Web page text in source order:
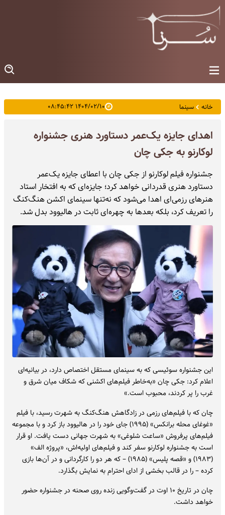
خانه سینما ۱۴۰۴/۰۲/۱۰ ۰۸:۴۵:۴۲
اهدای جایزه یک‌عمر دستاورد هنری جشنواره
لوکارنو به جکی چان
جشنواره فیلم لوکارنو از جکی چان با اعطای جایزه یک‌عمر
دستاورد هنری قدردانی خواهد کرد؛ جایزه‌ای که به افتخار استاد
هنرهای رزمی‌ای اهدا می‌شود که نه‌تنها سینمای اکشن هنگ‌کنگ
را تعریف کرد، بلکه بعدها به چهره‌ای ثابت در هالیوود بدل شد.
این جشنواره سوئیسی که به سینمای مستقل اختصاص دارد، در بیانیه‌ای
اعلام کرد: جکی چان «به‌خاطر فیلم‌های اکشنی که شکاف میان شرق و
غرب را پر کردند، محبوب است.»
چان که با فیلم‌های رزمی در زادگاهش هنگ‌کنگ به شهرت رسید، با فیلم
«غوغای محله برانکس» (۱۹۹۵) جای خود را در هالیوود باز کرد و با مجموعه
فیلم‌های پرفروش «ساعت شلوغی» به شهرت جهانی دست یافت. او قرار
است به جشنواره لوکارنو سفر کند و فیلم‌های اولیه‌اش، «پروژه الف»
(۱۹۸۳) و «قصه پلیس» (۱۹۸۵) – که هر دو را کارگردانی و در آن‌ها بازی
کرده – را در قالب بخشی از ادای احترام به نمایش بگذارد.
چان در تاریخ ۱۰ اوت در گفت‌وگویی زنده روی صحنه در جشنواره حضور
خواهد داشت.